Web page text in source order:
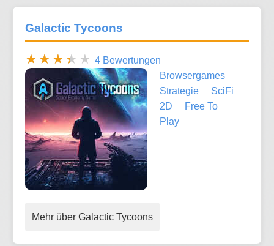
Galactic Tycoons
4 Bewertungen
Browsergames
Strategie
SciFi
2D
Free To
Play
Mehr über Galactic Tycoons